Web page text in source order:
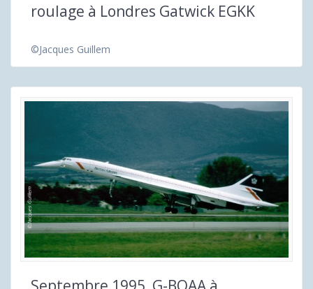
roulage à Londres Gatwick EGKK
©Jacques Guillem